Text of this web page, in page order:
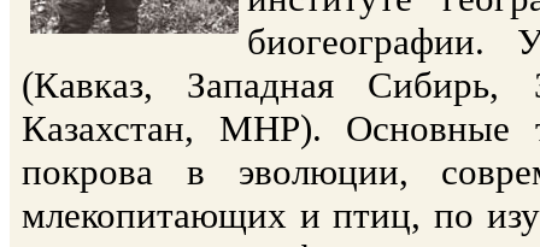
биогеографии.
(Кавказ, Западная Сибирь,
Казахстан, МНР). Основные
покрова в эволюции,
млекопитающих и птиц, по